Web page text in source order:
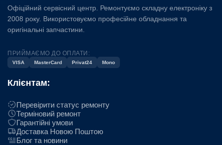
Офіційний сервісний центр. Ремонтуємо складну електроніку з
2008 року. Використовуємо професійне обладнання та
оригінальні запчастини.
ПРИЙМАЄМО ДО ОПЛАТИ:
VISA MasterCard Privat24 Mono
Клієнтам:
Перевірити статус ремонту
Терміновий ремонт
Гарантійні умови
Доставка Новою Поштою
Блог та новини